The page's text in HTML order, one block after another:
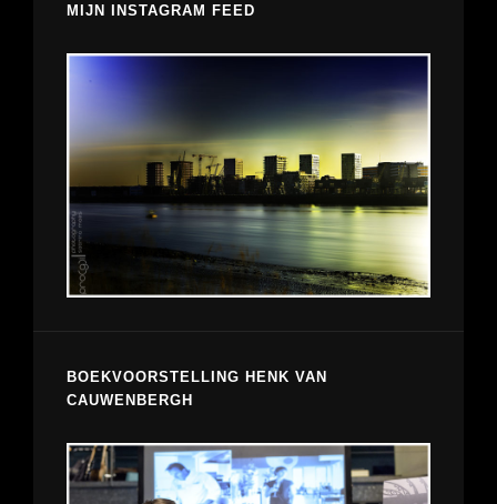
MIJN INSTAGRAM FEED
BOEKVOORSTELLING HENK VAN
CAUWENBERGH